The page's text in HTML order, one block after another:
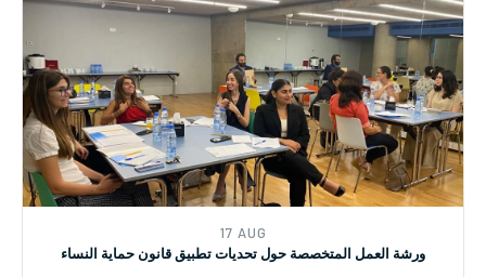
17 AUG
ورشة العمل المتخصصة حول تحديات تطبيق قانون حماية النساء